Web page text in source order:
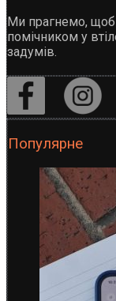
Ми прагнемо,
помічником у
задумів.
Популярне